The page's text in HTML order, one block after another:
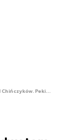
Tajwan zbiera donosy od Chińczyków. Pekin grozi odwetem